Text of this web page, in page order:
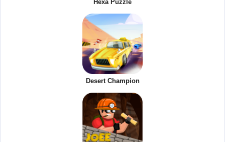
Hexa Puzzle
Desert Champion